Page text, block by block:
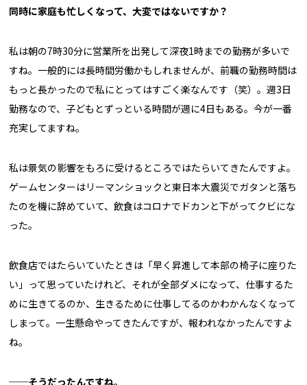
同時に家庭も忙しくなって、大変ではないですか？
私は朝の7時30分に営業所を出発して深夜1時までの勤務が多いで
すね。一般的には長時間労働かもしれませんが、前職の勤務時間は
もっと長かったので私にとってはすごく楽なんです（笑）。週3日
勤務なので、子どもとずっといる時間が週に4日もある。今が一番
充実してますね。
私は景気の影響をもろに受けるところではたらいてきたんですよ。
ゲームセンターはリーマンショックと東日本大震災でガタンと落ち
たのを機に辞めていて、飲食はコロナでドカンと下がってクビにな
った。
飲食店ではたらいていたときは「早く昇進して本部の椅子に座りた
い」って思っていたけれど、それが全部ダメになって、仕事するた
めに生きてるのか、生きるために仕事してるのかわかんなくなって
しまって。一生懸命やってきたんですが、報われなかったんですよ
ね。
──そうだったんですね。